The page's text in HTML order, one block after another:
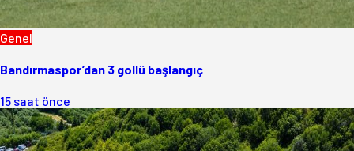
Genel
Bandırmaspor’dan 3 gollü başlangıç
15 saat önce